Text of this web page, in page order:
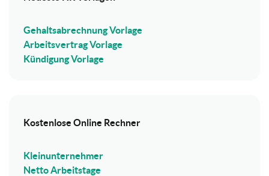
Gehaltsabrechnung Vorlage
Arbeitsvertrag Vorlage
Kündigung Vorlage
Kostenlose Online Rechner
Kleinunternehmer
Netto Arbeitstage